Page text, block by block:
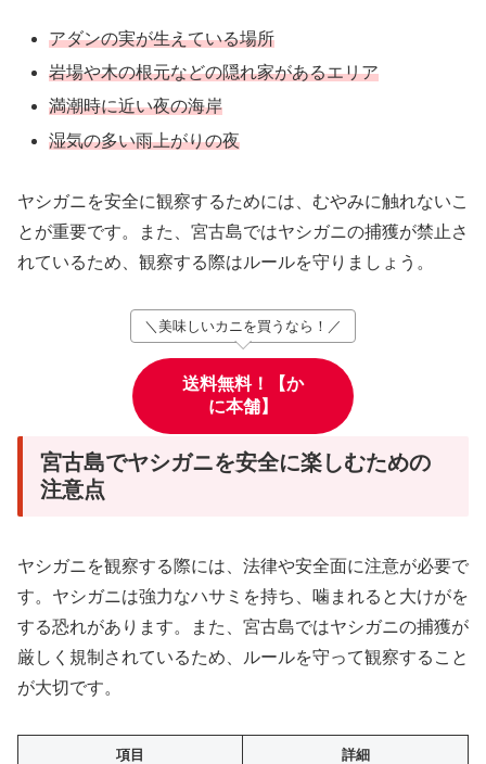
アダンの実が生えている場所
岩場や木の根元などの隠れ家があるエリア
満潮時に近い夜の海岸
湿気の多い雨上がりの夜
ヤシガニを安全に観察するためには、むやみに触れないこ
とが重要です。また、宮古島ではヤシガニの捕獲が禁止さ
れているため、観察する際はルールを守りましょう。
＼美味しいカニを買うなら！／
送料無料！【か
に本舗】
宮古島でヤシガニを安全に楽しむための
注意点
ヤシガニを観察する際には、法律や安全面に注意が必要で
す。ヤシガニは強力なハサミを持ち、噛まれると大けがを
する恐れがあります。また、宮古島ではヤシガニの捕獲が
厳しく規制されているため、ルールを守って観察すること
が大切です。
項目 詳細